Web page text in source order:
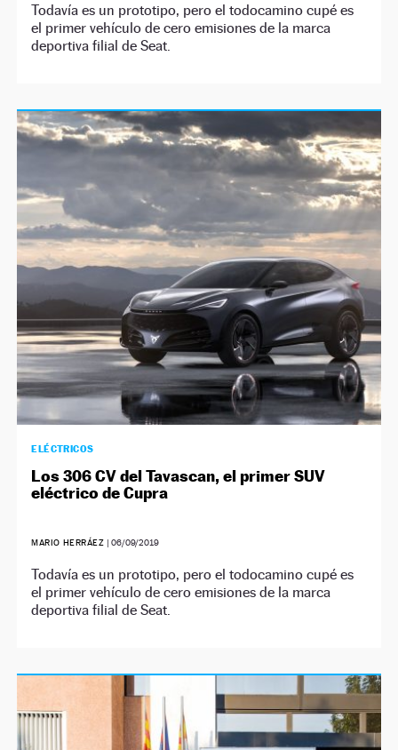
Todavía es un prototipo, pero el todocamino cupé es
el primer vehículo de cero emisiones de la marca
deportiva filial de Seat.
ELÉCTRICOS
Los 306 CV del Tavascan, el primer SUV
eléctrico de Cupra
MARIO HERRÁEZ |06/09/2019
Todavía es un prototipo, pero el todocamino cupé es
el primer vehículo de cero emisiones de la marca
deportiva filial de Seat.